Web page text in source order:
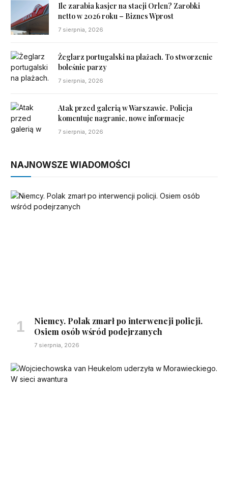
Ile zarabia kasjer na stacji Orlen? Zarobki
netto w 2026 roku – Biznes Wprost
7 sierpnia, 2026
Żeglarz portugalski na plażach. To stworzenie
boleśnie parzy
7 sierpnia, 2026
Atak przed galerią w Warszawie. Policja
komentuje nagranie, nowe informacje
7 sierpnia, 2026
NAJNOWSZE WIADOMOŚCI
Niemcy. Polak zmarł po interwencji policji.
Osiem osób wśród podejrzanych
7 sierpnia, 2026